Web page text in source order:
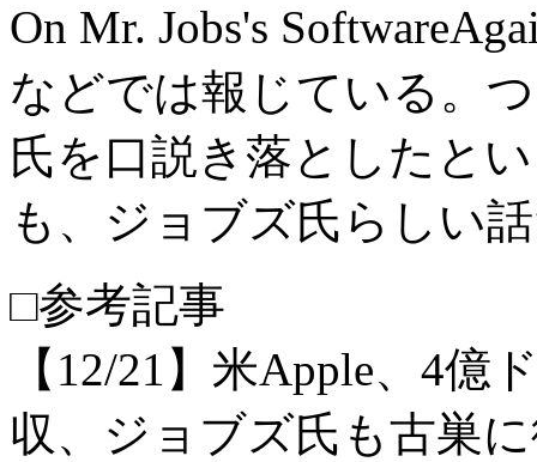
On Mr. Jobs's
などでは報じている。
氏を口説き落としたと
も、ジョブズ氏らしい
□参考記事
【12/21】米Apple、4億
収、ジョブズ氏も古巣